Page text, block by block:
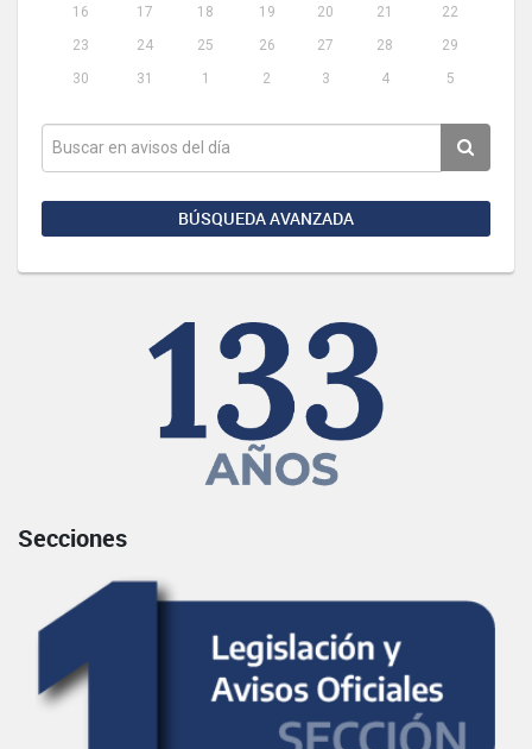
16
17 18 19 20 21
22
23
24 25 26 27 28
29
30
31 1 2 3 4 5
BÚSQUEDA AVANZADA
Secciones